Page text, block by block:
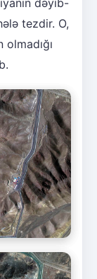
tezdir. O,